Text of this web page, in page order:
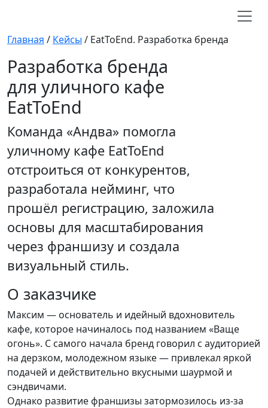
Главная / Кейсы / EatToEnd. Разработка бренда
Разработка бренда
для уличного кафе
EatToEnd
Команда «Андва» помогла
уличному кафе EatToEnd
отстроиться от конкурентов,
разработала нейминг, что
прошёл регистрацию, заложила
основы для масштабирования
через франшизу и создала
визуальный стиль.
О заказчике
Максим — основатель и идейный вдохновитель
кафе, которое начиналось под названием «Ваще
огонь». С самого начала бренд говорил с аудиторией
на дерзком, молодежном языке — привлекал яркой
подачей и действительно вкусными шаурмой и
сэндвичами.
Однако развитие франшизы затормозилось из-за